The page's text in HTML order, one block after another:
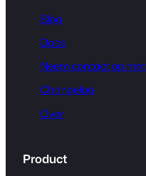
Blog
Docs
Neem contact op met
Changelog
Over
Product